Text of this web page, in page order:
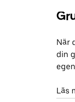
När
din
Läs